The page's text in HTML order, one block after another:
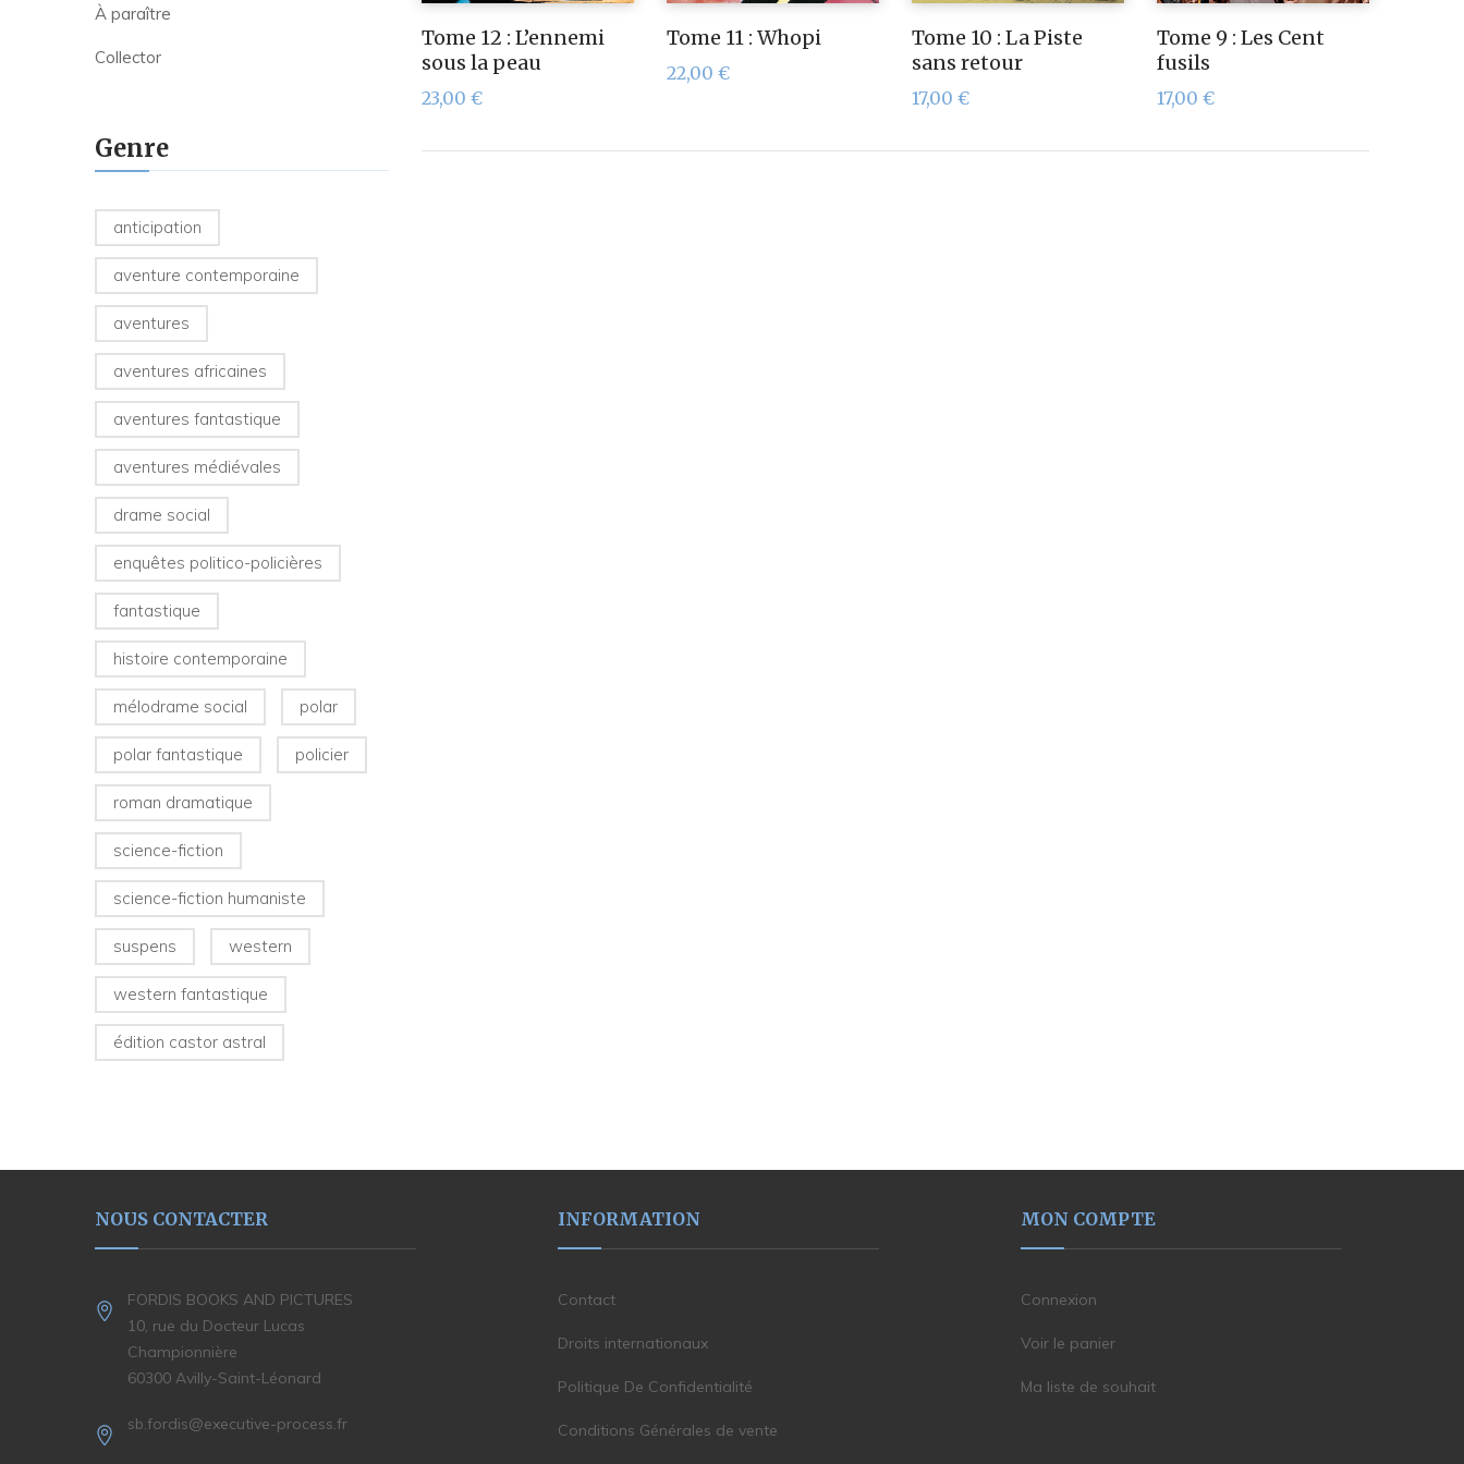
À paraître
Collector
Genre
anticipation
aventure contemporaine
aventures
aventures africaines
aventures fantastique
aventures médiévales
drame social
enquêtes politico-policières
fantastique
histoire contemporaine
mélodrame social polar
polar fantastique policier
roman dramatique
science-fiction
science-fiction humaniste
suspens western
western fantastique
édition castor astral
Tome 12 : L’ennemi
sous la peau
23,00 €
Tome 11 : Whopi
22,00 €
Tome 10 : La Piste
sans retour
17,00 €
Tome 9 : Les Cent
fusils
17,00 €
NOUS CONTACTER
FORDIS BOOKS AND PICTURES
10, rue du Docteur Lucas
Championnière
60300 Avilly-Saint-Léonard
sb.fordis@executive-process.fr
INFORMATION
Contact
Droits internationaux
Politique De Confidentialité
Conditions Générales de vente
MON COMPTE
Connexion
Voir le panier
Ma liste de souhait